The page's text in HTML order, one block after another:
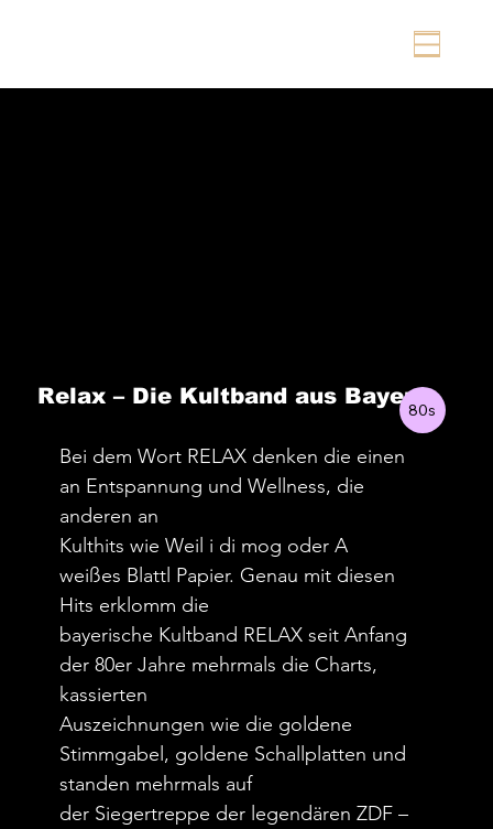
Relax – Die Kultband aus Bayern
80s
Bei dem Wort RELAX denken die einen
an Entspannung und Wellness, die
anderen an
Kulthits wie Weil i di mog oder A
weißes Blattl Papier. Genau mit diesen
Hits erklomm die
bayerische Kultband RELAX seit Anfang
der 80er Jahre mehrmals die Charts,
kassierten
Auszeichnungen wie die goldene
Stimmgabel, goldene Schallplatten und
standen mehrmals auf
der Siegertreppe der legendären ZDF –